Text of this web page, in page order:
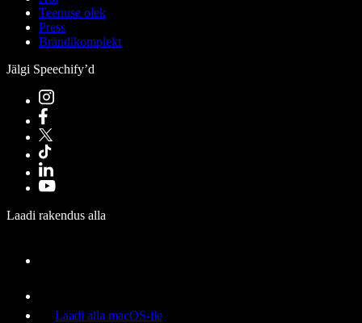
Teenuse olek
Press
Brändikomplekt
Jälgi Speechify’d
Laadi rakendus alla
Laadi alla macOS-ile